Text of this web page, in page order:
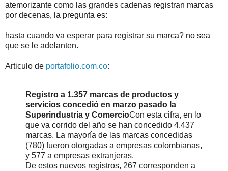
atemorizante como las grandes cadenas registran marcas
por decenas, la pregunta es:
hasta cuando va esperar para registrar su marca? no sea
que se le adelanten.
Articulo de portafolio.com.co:
Registro a 1.357 marcas de productos y
servicios concedió en marzo pasado la
Superindustria y ComercioCon esta cifra, en lo
que va corrido del año se han concedido 4.437
marcas. La mayoría de las marcas concedidas
(780) fueron otorgadas a empresas colombianas,
y 577 a empresas extranjeras.
De estos nuevos registros, 267 corresponden a